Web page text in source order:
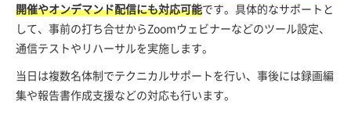
開催やオンデマンド配信にも対応可能です。具体的なサポートと
して、事前の打ち合せからZoomウェビナーなどのツール設定、
通信テストやリハーサルを実施します。
当日は複数名体制でテクニカルサポートを行い、事後には録画編
集や報告書作成支援などの対応も行います。